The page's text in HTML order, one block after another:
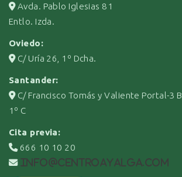
Avda. Pablo Iglesias 81
Entlo. Izda.
Oviedo:
C/ Uría 26, 1º Dcha.
Santander:
C/ Francisco Tomás y Valiente Portal-3 B
1º C
Cita previa:
666 10 10 20
info@centroayalga.com